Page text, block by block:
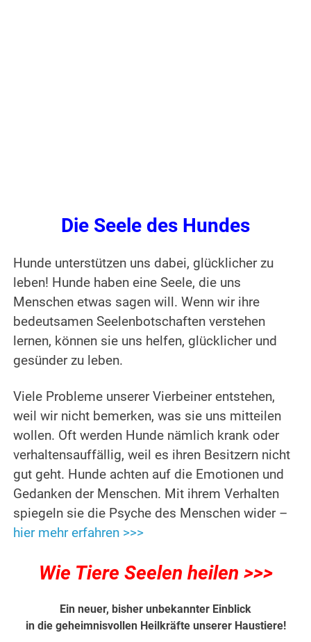
Die Seele des Hundes
Hunde unterstützen uns dabei, glücklicher zu
leben! Hunde haben eine Seele, die uns
Menschen etwas sagen will. Wenn wir ihre
bedeutsamen Seelenbotschaften verstehen
lernen, können sie uns helfen, glücklicher und
gesünder zu leben.
Viele Probleme unserer Vierbeiner entstehen,
weil wir nicht bemerken, was sie uns mitteilen
wollen. Oft werden Hunde nämlich krank oder
verhaltensauffällig, weil es ihren Besitzern nicht
gut geht. Hunde achten auf die Emotionen und
Gedanken der Menschen. Mit ihrem Verhalten
spiegeln sie die Psyche des Menschen wider –
hier mehr erfahren >>>
Wie Tiere Seelen heilen >>>
Ein neuer, bisher unbekannter Einblick
in die geheimnisvollen Heilkräfte unserer Haustiere!